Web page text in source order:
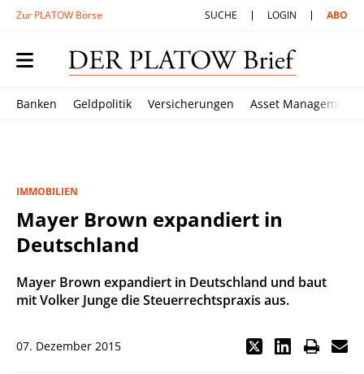
Zur PLATOW Börse SUCHE LOGIN ABO
Banken Geldpolitik Versicherungen Asset Management
IMMOBILIEN
Mayer Brown expandiert in
Deutschland
Mayer Brown expandiert in Deutschland und baut
mit Volker Junge die Steuerrechtspraxis aus.
07. Dezember 2015